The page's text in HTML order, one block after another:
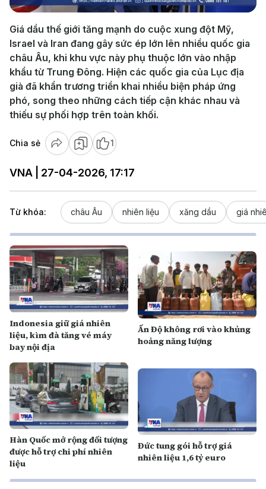
Giá dầu thế giới tăng mạnh do cuộc xung đột Mỹ,
Israel và Iran đang gây sức ép lớn lên nhiều quốc gia
châu Âu, khi khu vực này phụ thuộc lớn vào nhập
khẩu từ Trung Đông. Hiện các quốc gia của Lục địa
già đã khẩn trương triển khai nhiều biện pháp ứng
phó, song theo những cách tiếp cận khác nhau và
thiếu sự phối hợp trên toàn khối.
Chia sẻ 1
VNA | 27-04-2026, 17:17
Từ khóa: châu Âu nhiên liệu xăng dầu giá
Indonesia giữ giá nhiên
liệu, kìm đà tăng vé máy
bay nội địa
Ấn Độ không rơi vào khủng
hoảng năng lượng
Hàn Quốc mở rộng đối tượng
được hỗ trợ chi phí nhiên
liệu
Đức tung gói hỗ trợ giá
nhiên liệu 1,6 tỷ euro